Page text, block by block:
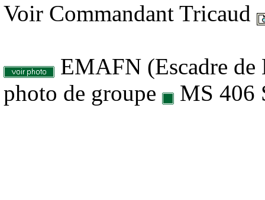
Voir Commandant Tricaud
EMAFN (Escadre
photo de groupe
MS 406